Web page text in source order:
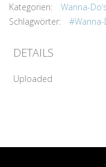
Kategorien:
Wanna-Do‘s
Schlagwörter:
DETAILS
Uploaded